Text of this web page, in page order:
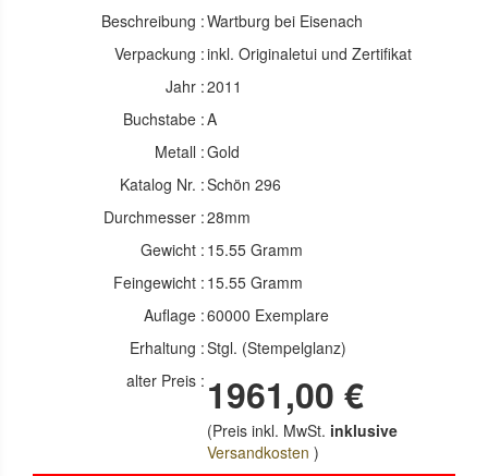
Beschreibung :Wartburg bei Eisenach
Verpackung :inkl. Originaletui und Zertifikat
Jahr :2011
Buchstabe :A
Metall :Gold
Katalog Nr. :Schön 296
Durchmesser :28mm
Gewicht : 15.55 Gramm
Feingewicht : 15.55 Gramm
Auflage :60000 Exemplare
Erhaltung :Stgl. (Stempelglanz)
alter Preis : 1961,00 €
(Preis inkl. MwSt. inklusive
Versandkosten )